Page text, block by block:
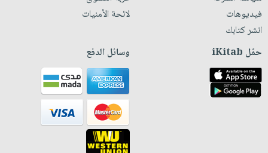
فيديوهات
انشر كتابك
لائحة الأمنيات
حمّل iKitab وسائل الدفع